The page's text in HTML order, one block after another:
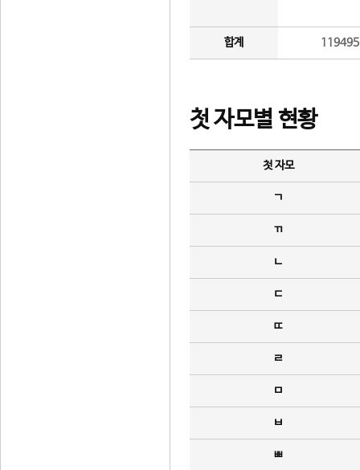
합계
첫 자모별 현황
첫 자모
ㄱ
ㄲ
ㄴ
ㄷ
ㄸ
ㄹ
ㅁ
ㅂ
ㅃ